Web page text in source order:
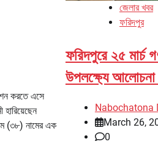
করতে এসে
(৩৮) নামের এক
জেলার খবর
ফরিদপুর
ফরিদপুরে ২৫ মার্চ
উপলক্ষ্যে আলোচনা
Nabochatona
March 26,
0